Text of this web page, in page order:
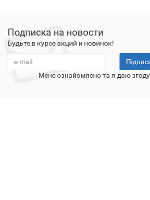
Подписка на новости
Будьте в курсе акций и новинок!
Мене ознайомлено та я даю